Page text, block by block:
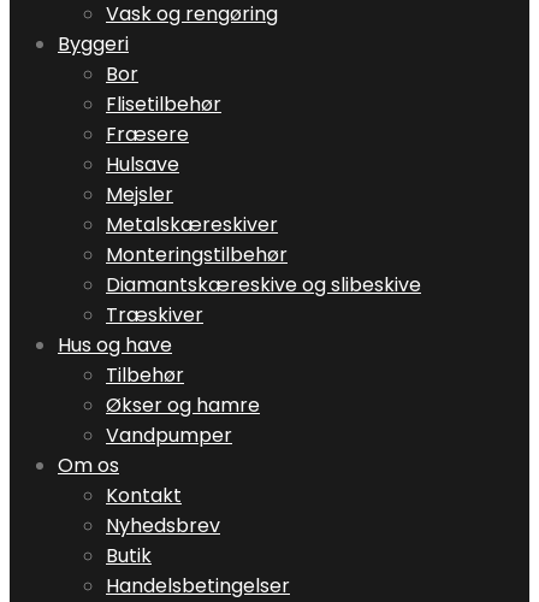
Vask og rengøring
Byggeri
Bor
Flisetilbehør
Fræsere
Hulsave
Mejsler
Metalskæreskiver
Monteringstilbehør
Diamantskæreskive og slibeskive
Træskiver
Hus og have
Tilbehør
Økser og hamre
Vandpumper
Om os
Kontakt
Nyhedsbrev
Butik
Handelsbetingelser